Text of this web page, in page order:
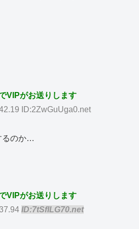
VIPがお送りします
ID:2ZwGuUga0.net
るのか…
VIPがお送りします
ID:7tSfILG70.net